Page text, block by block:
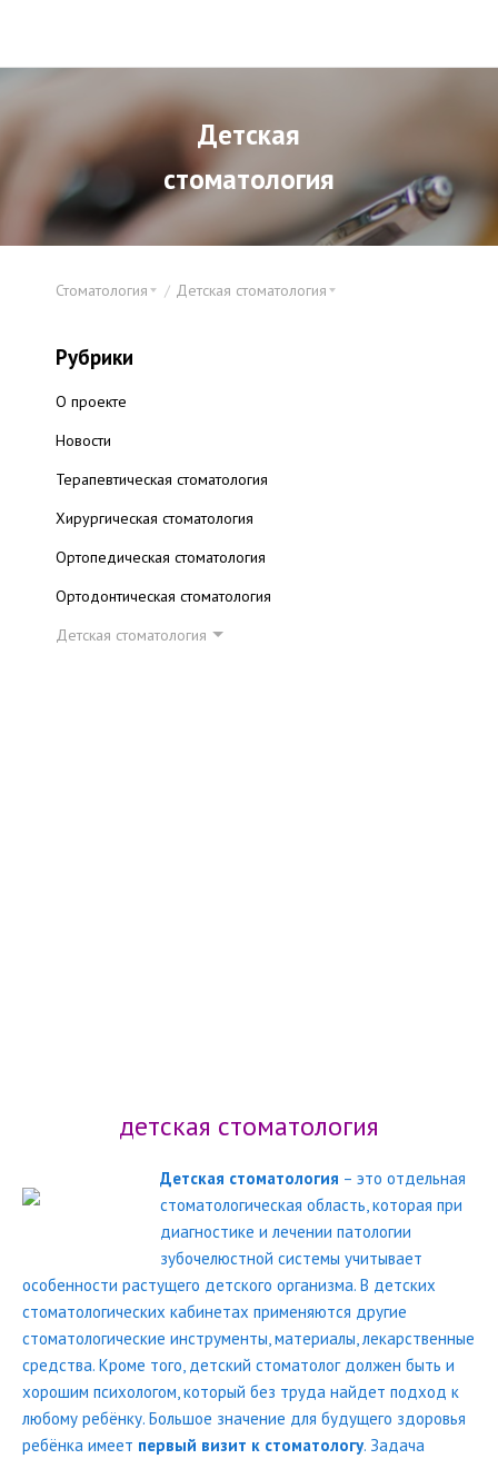
Детская
стоматология
Стоматология Детская стоматология
Рубрики
О проекте
Новости
Терапевтическая стоматология
Хирургическая стоматология
Ортопедическая стоматология
Ортодонтическая стоматология
Детская стоматология
детская стоматология
Детская стоматология – это отдельная
стоматологическая область, которая при
диагностике и лечении патологии
зубочелюстной системы учитывает
особенности растущего детского организма. В детских
стоматологических кабинетах применяются другие
стоматологические инструменты, материалы, лекарственные
средства. Кроме того, детский стоматолог должен быть и
хорошим психологом, который без труда найдет подход к
любому ребёнку. Большое значение для будущего здоровья
ребёнка имеет первый визит к стоматологу. Задача